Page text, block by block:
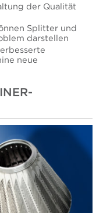
der Qualität
Splitter und
darstellen
neue